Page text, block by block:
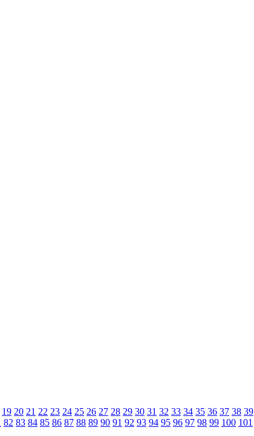
19 20 21 22 23 24 25 26 27 28 29 30 31 32 33 34 35 36 37 38 39
82 83 84 85 86 87 88 89 90 91 92 93 94 95 96 97 98 99 100 101